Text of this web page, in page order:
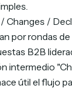
Changes /
por rondas de
B2B
intermedio
útil el flujo